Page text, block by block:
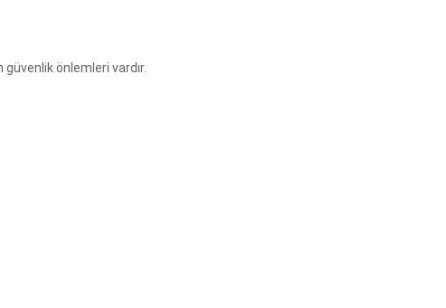
önlemleri vardır.